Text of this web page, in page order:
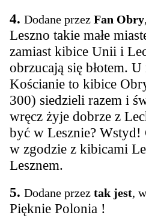
4. Dodane przez Fan Obry
Leszno takie małe
zamiast kibice Unii i
obrzucają się błotem.
Kościanie to kibice
300) siedzieli razem i
wręcz żyje dobrze z
być w Lesznie? Wstyd!
w zgodzie z kibicami
Lesznem.
5. Dodane przez tak jest,
Pięknie Polonia !